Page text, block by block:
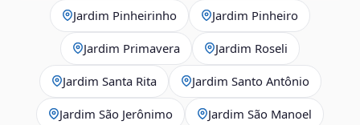
Jardim Pinheirinho Jardim Pinheiro
Jardim Primavera Jardim Roseli
Jardim Santa Rita Jardim Santo Antônio
Jardim São Jerônimo Jardim São Manoel